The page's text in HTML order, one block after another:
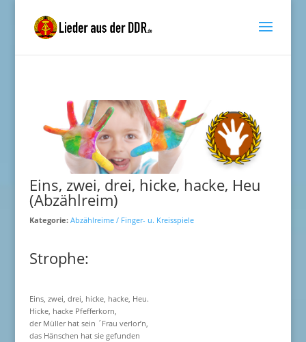
Eins, zwei, drei, hicke, hacke, Heu
(Abzählreim)
Kategorie: Abzählreime / Finger- u. Kreisspiele
Strophe:
Eins, zwei, drei, hicke, hacke, Heu.
Hicke, hacke Pfefferkorn,
der Müller hat sein ´Frau verlor’n,
das Hänschen hat sie gefunden